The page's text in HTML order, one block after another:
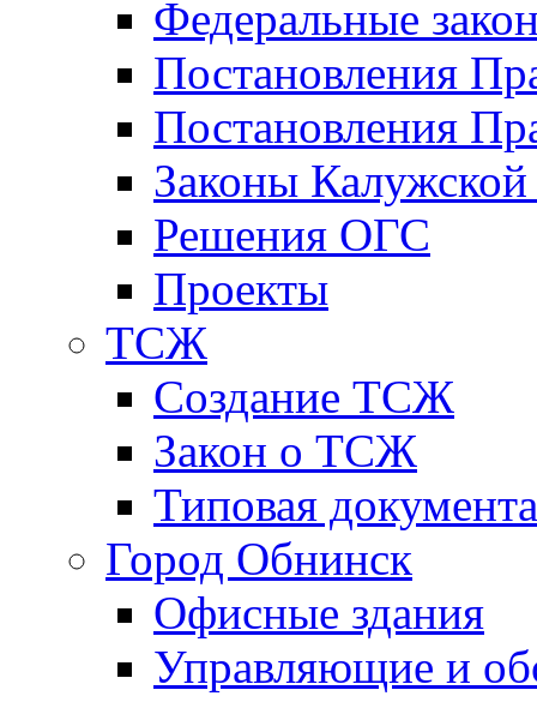
Федеральные
Постановления
Постановления
Законы Калужской
Решения ОГС
Проекты
ТСЖ
Создание ТСЖ
Закон о ТСЖ
Типовая
Город Обнинск
Офисные здания
Управляющие и